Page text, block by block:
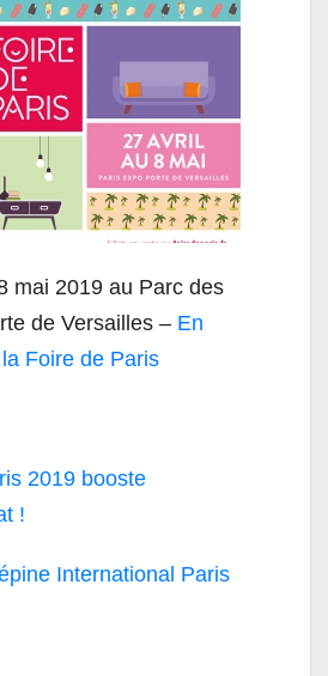
mai 2019 au Parc des
de Versailles – En
Foire de Paris
2019 booste
!
International Paris